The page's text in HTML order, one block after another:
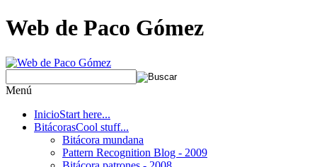
Web de Paco Gómez
Menú
InicioStart here...
BitácorasCool stuff...
Bitácora mundana
Pattern Recognition Blog - 2009